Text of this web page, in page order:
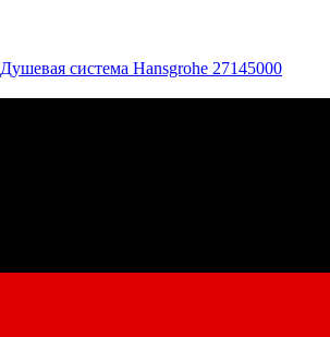
Душевая система Hansgrohe 27145000